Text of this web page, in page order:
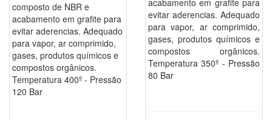
composto de NBR e
acabamento em grafite para
evitar aderencias. Adequado
para vapor, ar comprimido,
gases, produtos químicos e
compostos orgânicos.
Temperatura 400º - Pressão
120 Bar
evitar aderencias. Adequado
para vapor, ar comprimido,
gases, produtos químicos e
compostos orgânicos.
Temperatura 350º - Pressão
80 Bar